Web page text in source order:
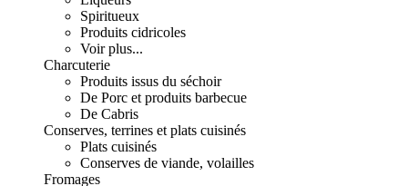
Spiritueux
Produits cidricoles
Voir plus...
Charcuterie
Produits issus du séchoir
De Porc et produits barbecue
De Cabris
Conserves, terrines et plats cuisinés
Plats cuisinés
Conserves de viande, volailles
Fromages